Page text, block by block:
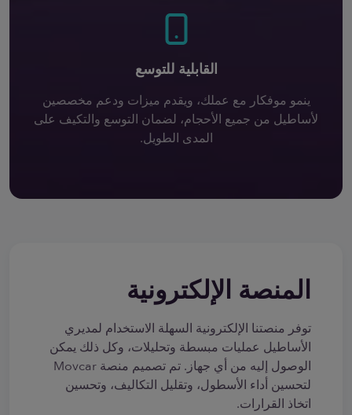
القابلية للتوسع
ينمو موفكار مع عملك، ويقدم ميزات ودعم مخصصين
لأساطيل من جميع الأحجام، لضمان التوسع والتكيف على
المدى الطويل.
المنصة الإلكترونية
توفر منصتنا الإلكترونية السهلة الاستخدام لمديري
الأساطيل عمليات مبسطة وتحليلات، وكل ذلك يمكن
الوصول إليه من أي جهاز. تم تصميم منصة Movcar
لتحسين أداء الأسطول، وتقليل التكاليف، وتحسين
اتخاذ القرارات.